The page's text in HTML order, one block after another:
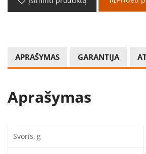
APRAŠYMAS GARANTIJA
Aprašymas
Svoris, g